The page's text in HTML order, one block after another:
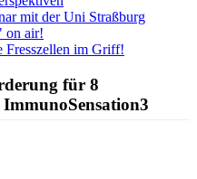
mit der Uni Straßburg
on air!
Fresszellen im Griff!
für 8